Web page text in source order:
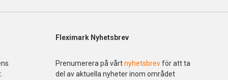
Fleximark Nyhetsbrev
Prenumerera på vårtnyhetsbrevför att ta
del av aktuella nyheter inom området